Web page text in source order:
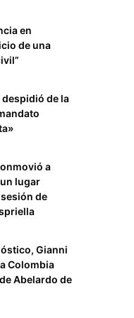
en
de una
de la
a
lugar
de
Gianni
Colombia
Abelardo de